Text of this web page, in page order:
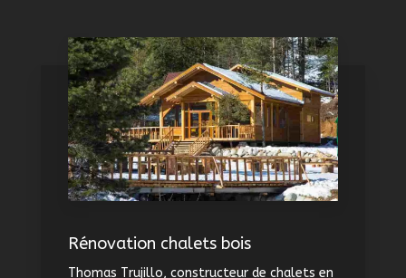
Rénovation chalets bois
Thomas Trujillo, constructeur de chalets en